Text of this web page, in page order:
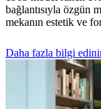
bağlantısıyla özgün
mekanın estetik ve
Daha fazla bilgi